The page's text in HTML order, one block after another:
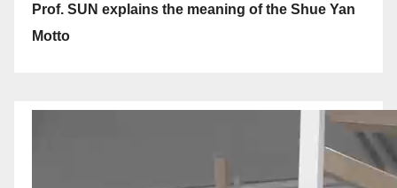
Prof. SUN explains the meaning of the Shue Yan
Motto